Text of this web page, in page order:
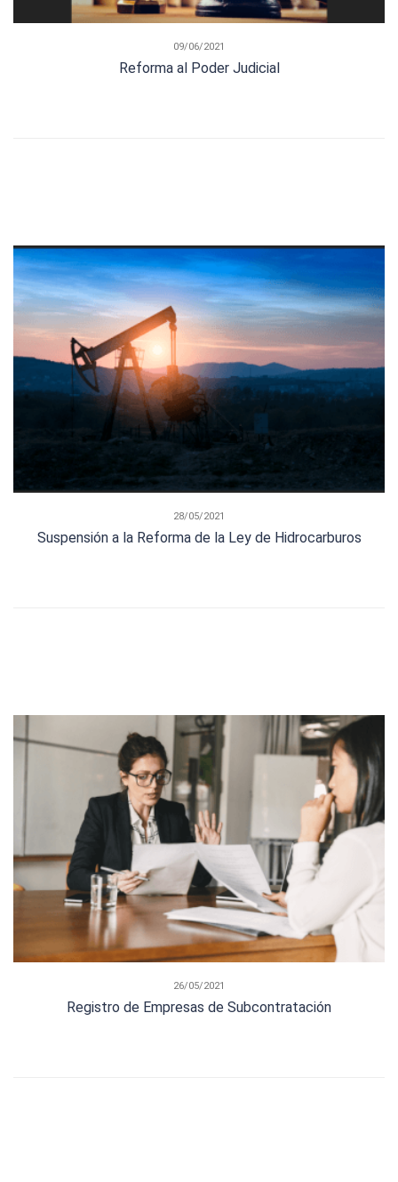
09/06/2021
Reforma al Poder Judicial
28/05/2021
Suspensión a la Reforma de la Ley de Hidrocarburos
26/05/2021
Registro de Empresas de Subcontratación